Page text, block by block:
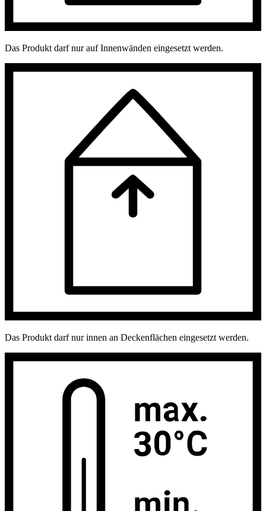
Das Produkt darf nur auf Innenwänden eingesetzt werden.
Das Produkt darf nur innen an Deckenflächen eingesetzt werden.